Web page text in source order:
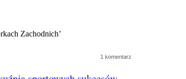
Zachodnich’
1 komentarz